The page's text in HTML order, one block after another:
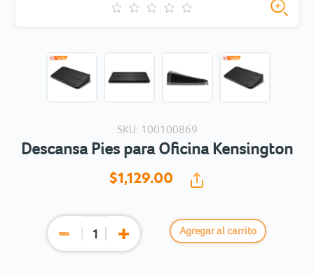
SKU: 100100869
Descansa Pies para Oficina Kensington
$1,129.00
Agregar al carrito